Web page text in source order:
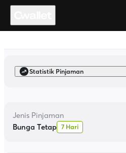
Statistik Pinjaman
Jenis Pinjaman
Bunga Tetap
7 Hari